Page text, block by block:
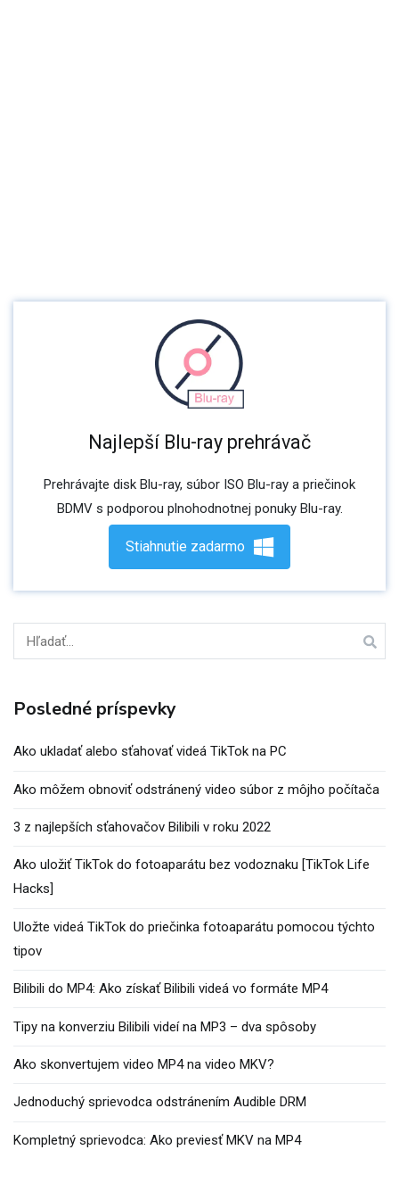
Najlepší Blu-ray prehrávač
Prehrávajte disk Blu-ray, súbor ISO Blu-ray a priečinok
BDMV s podporou plnohodnotnej ponuky Blu-ray.
Stiahnutie zadarmo
Hľadať:
Posledné príspevky
Ako ukladať alebo sťahovať videá TikTok na PC
Ako môžem obnoviť odstránený video súbor z môjho počítača
3 z najlepších sťahovačov Bilibili v roku 2022
Ako uložiť TikTok do fotoaparátu bez vodoznaku [TikTok Life
Hacks]
Uložte videá TikTok do priečinka fotoaparátu pomocou týchto
tipov
Bilibili do MP4: Ako získať Bilibili videá vo formáte MP4
Tipy na konverziu Bilibili videí na MP3 – dva spôsoby
Ako skonvertujem video MP4 na video MKV?
Jednoduchý sprievodca odstránením Audible DRM
Kompletný sprievodca: Ako previesť MKV na MP4